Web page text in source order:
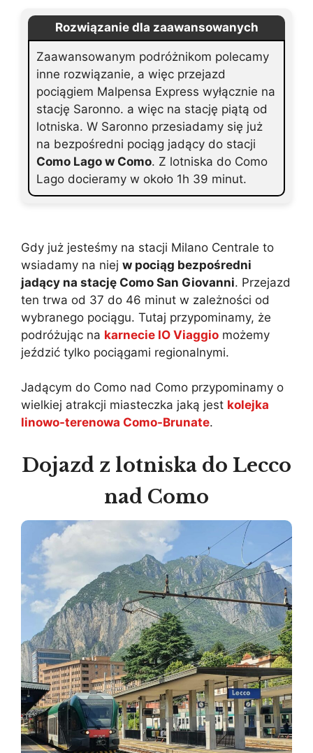
Rozwiązanie dla zaawansowanych
Zaawansowanym podróżnikom polecamy
inne rozwiązanie, a więc przejazd
pociągiem Malpensa Express wyłącznie na
stację Saronno. a więc na stację piątą od
lotniska. W Saronno przesiadamy się już
na bezpośredni pociąg jadący do stacji
Como Lago w Como. Z lotniska do Como
Lago docieramy w około 1h 39 minut.
Gdy już jesteśmy na stacji Milano Centrale to
wsiadamy na niej w pociąg bezpośredni
jadący na stację Como San Giovanni. Przejazd
ten trwa od 37 do 46 minut w zależności od
wybranego pociągu. Tutaj przypominamy, że
podróżując na karnecie IO Viaggio możemy
jeździć tylko pociągami regionalnymi.
Jadącym do Como nad Como przypominamy o
wielkiej atrakcji miasteczka jaką jest kolejka
linowo-terenowa Como-Brunate.
Dojazd z lotniska do Lecco
nad Como